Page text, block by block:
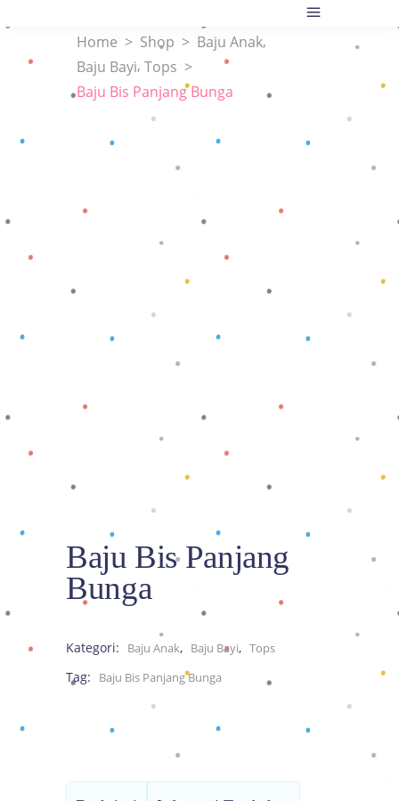
Home > Shop > Baju Anak,
Baju Bayi, Tops >
Baju Bis Panjang Bunga
Baju Bis Panjang
Bunga
Kategori: Baju Anak, Baju Bayi, Tops
Tag: Baju Bis Panjang Bunga